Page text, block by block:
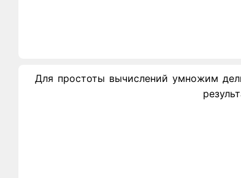
Для простоты вычислений умножим